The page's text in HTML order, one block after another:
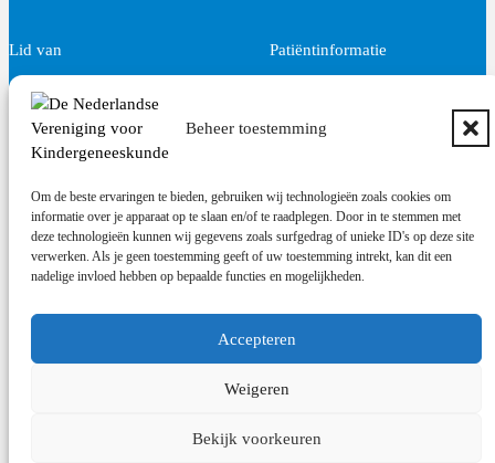
Beheer toestemming
Om de beste ervaringen te bieden, gebruiken wij technologieën zoals cookies om
informatie over je apparaat op te slaan en/of te raadplegen. Door in te stemmen met
deze technologieën kunnen wij gegevens zoals surfgedrag of unieke ID's op deze site
verwerken. Als je geen toestemming geeft of uw toestemming intrekt, kan dit een
nadelige invloed hebben op bepaalde functies en mogelijkheden.
Accepteren
Weigeren
Bekijk voorkeuren
Lid van Patiëntinformatie
De NVK geeft geen medisch advies aan patiënten.
Copyright © 2026, Nederlandse Vereniging voor Kindergeneeskunde